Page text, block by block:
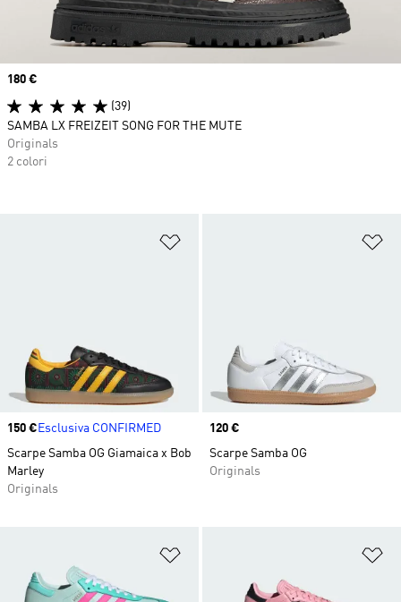
Aggiungi alla lista dei desideri
Price
150 € Esclusiva CONFIRMED
Scarpe Samba OG Giamaica x Bob
Marley
Originals
Price
120 €
Scarpe Samba OG
Originals
Aggiungi alla lista dei desideri
Price
180 €
(39)
SAMBA LX FREIZEIT SONG FOR THE MUTE
Originals
2 colori